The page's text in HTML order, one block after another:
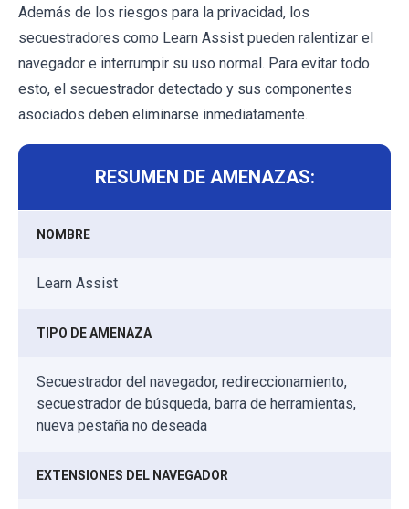
Además de los riesgos para la privacidad, los
secuestradores como Learn Assist pueden ralentizar el
navegador e interrumpir su uso normal. Para evitar todo
esto, el secuestrador detectado y sus componentes
asociados deben eliminarse inmediatamente.
RESUMEN DE AMENAZAS:
NOMBRE
Learn Assist
TIPO DE AMENAZA
Secuestrador del navegador, redireccionamiento,
secuestrador de búsqueda, barra de herramientas,
nueva pestaña no deseada
EXTENSIONES DEL NAVEGADOR